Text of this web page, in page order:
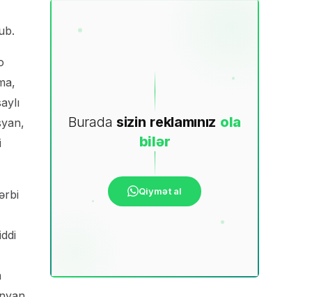
Burada sizin reklamınız ola
bilər
Qiymət al